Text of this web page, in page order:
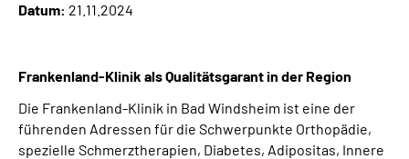
Datum: 21.11.2024
Frankenland-Klinik als Qualitätsgarant in der Region
Die Frankenland-Klinik in Bad Windsheim ist eine der
führenden Adressen für die Schwerpunkte Orthopädie,
spezielle Schmerztherapien, Diabetes, Adipositas, Innere